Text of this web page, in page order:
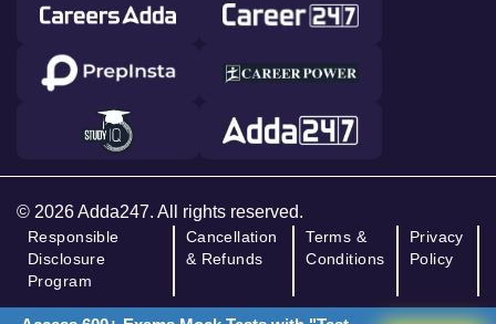
© 2026 Adda247. All rights reserved.
Responsible
Disclosure
Program
Cancellation
& Refunds
Terms &
Conditions
Privacy
Policy